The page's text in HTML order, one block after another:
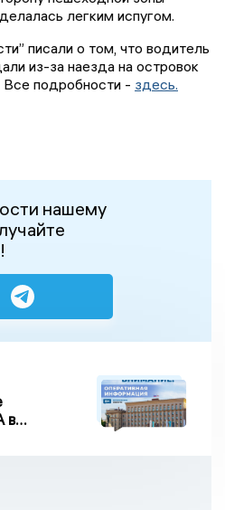
легким испугом.
писали о том, что водитель
из-за наезда на островок
Все подробности - здесь.
нашему
в